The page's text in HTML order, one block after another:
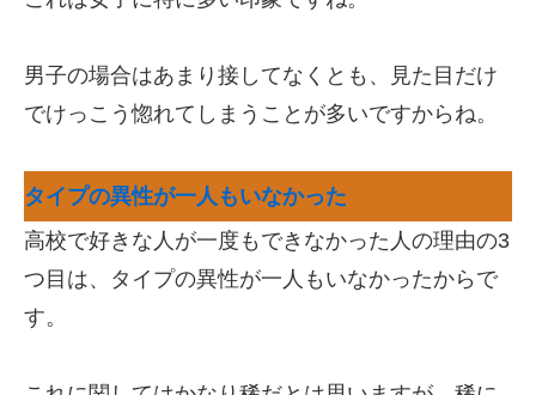
男子の場合はあまり接してなくとも、見た目だけ
でけっこう惚れてしまうことが多いですからね。
タイプの異性が一人もいなかった
高校で好きな人が一度もできなかった人の理由の3
つ目は、タイプの異性が一人もいなかったからで
す。